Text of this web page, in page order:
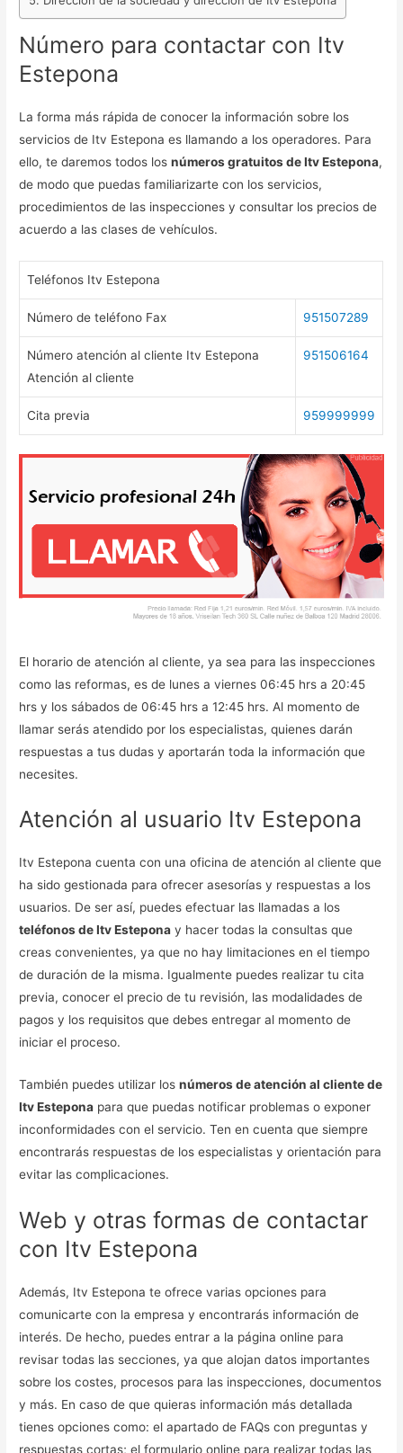
Número para contactar con Itv
Estepona
La forma más rápida de conocer la información sobre los
servicios de Itv Estepona es llamando a los operadores. Para
ello, te daremos todos losnúmeros gratuitos de Itv Estepona,
de modo que puedas familiarizarte con los servicios,
procedimientos de las inspecciones y consultar los precios de
acuerdo a las clases de vehículos.
Teléfonos Itv Estepona
Número de teléfono Fax 951507289
Número atención al cliente Itv Estepona
Atención al cliente
951506164
Cita previa 959999999
El horario de atención al cliente, ya sea para las inspecciones
como las reformas, es de lunes a viernes 06:45 hrs a 20:45
hrs y los sábados de 06:45 hrs a 12:45 hrs. Al momento de
llamar serás atendido por los especialistas, quienes darán
respuestas a tus dudas y aportarán toda la información que
necesites.
Atención al usuario Itv Estepona
Itv Estepona cuenta con una oficina de atención al cliente que
ha sido gestionada para ofrecer asesorías y respuestas a los
usuarios. De ser así, puedes efectuar las llamadas a los
teléfonos de Itv Estepona y hacer todas la consultas que
creas convenientes, ya que no hay limitaciones en el tiempo
de duración de la misma. Igualmente puedes realizar tu cita
previa, conocer el precio de tu revisión, las modalidades de
pagos y los requisitos que debes entregar al momento de
iniciar el proceso.
También puedes utilizar losnúmeros de atención al cliente de
Itv Estepona para que puedas notificar problemas o exponer
inconformidades con el servicio. Ten en cuenta que siempre
encontrarás respuestas de los especialistas y orientación para
evitar las complicaciones.
Web y otras formas de contactar
con Itv Estepona
Además, Itv Estepona te ofrece varias opciones para
comunicarte con la empresa y encontrarás información de
interés. De hecho, puedes entrar a la página online para
revisar todas las secciones, ya que alojan datos importantes
sobre los costes, procesos para las inspecciones, documentos
y más. En caso de que quieras información más detallada
tienes opciones como: el apartado de FAQs con preguntas y
respuestas cortas; el formulario online para realizar todas las